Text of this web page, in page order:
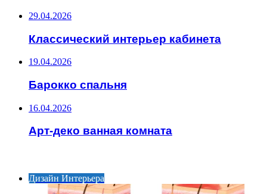
29.04.2026
Классический интерьер кабинета
19.04.2026
Барокко спальня
16.04.2026
Арт-деко ванная комната
Дизайн Интерьера